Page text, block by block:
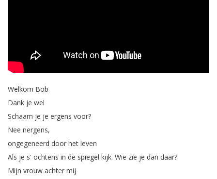
Welkom Bob
Dank je wel
Schaam je je ergens voor?
Nee nergens,
ongegeneerd door het leven
Als je s' ochtens in de spiegel kijk. Wie zie je dan daar?
Mijn vrouw achter mij